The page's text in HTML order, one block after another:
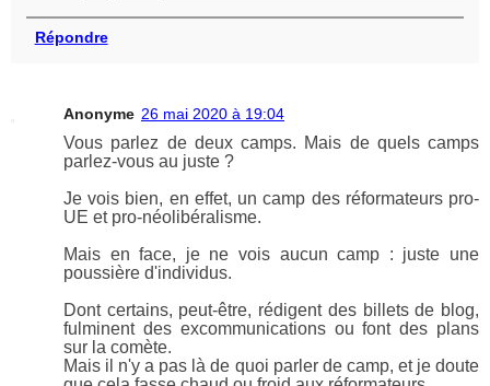
Répondre
Anonyme 26 mai 2020 à 19:04
Vous parlez de deux camps. Mais de quels camps
parlez-vous au juste ?
Je vois bien, en effet, un camp des réformateurs pro-
UE et pro-néolibéralisme.
Mais en face, je ne vois aucun camp : juste une
poussière d'individus.
Dont certains, peut-être, rédigent des billets de blog,
fulminent des excommunications ou font des plans
sur la comète.
Mais il n'y a pas là de quoi parler de camp, et je doute